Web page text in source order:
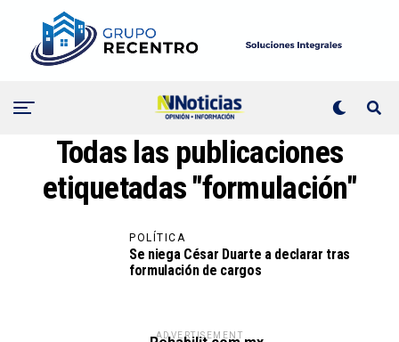
Todas las publicaciones
etiquetadas "formulación"
POLÍTICA
Se niega César Duarte a declarar tras
formulación de cargos
ADVERTISEMENT